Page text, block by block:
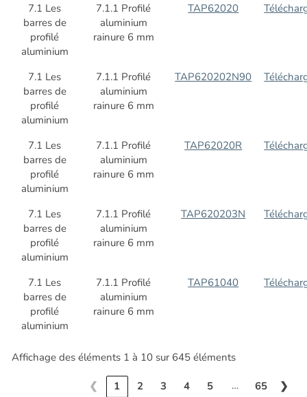
7.1 Les
barres de
profilé
aluminium
7.1.1 Profilé
aluminium
rainure 6 mm
TAP62020
7.1 Les
barres de
profilé
aluminium
7.1.1 Profilé
aluminium
rainure 6 mm
TAP620202N90
7.1 Les
barres de
profilé
aluminium
7.1.1 Profilé
aluminium
rainure 6 mm
TAP62020R
7.1 Les
barres de
profilé
aluminium
7.1.1 Profilé
aluminium
rainure 6 mm
TAP620203N
7.1 Les
barres de
profilé
aluminium
7.1.1 Profilé
aluminium
rainure 6 mm
TAP61040
Affichage des éléments 1 à 10 sur 645 éléments
❮ 1 2 3 4 5 … 65 ❯